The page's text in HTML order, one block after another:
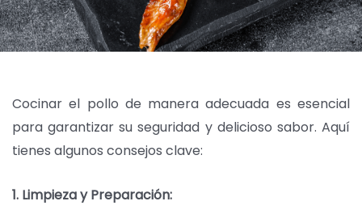
Cocinar el pollo de manera adecuada es esencial
para garantizar su seguridad y delicioso sabor. Aquí
tienes algunos consejos clave:
1. Limpieza y Preparación: